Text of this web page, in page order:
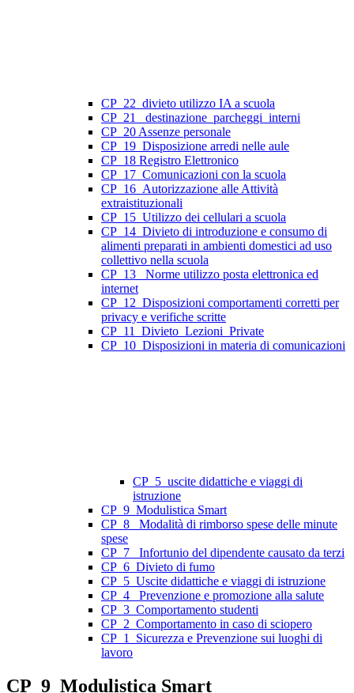
CP_22_divieto utilizzo IA a scuola
CP_21_ destinazione_parcheggi_interni
CP_20 Assenze personale
CP_19_Disposizione arredi nelle aule
CP_18 Registro Elettronico
CP_17_Comunicazioni con la scuola
CP_16_Autorizzazione alle Attività
extraistituzionali
CP_15_Utilizzo dei cellulari a scuola
CP_14_Divieto di introduzione e consumo di
alimenti preparati in ambienti domestici ad uso
collettivo nella scuola
CP_13_ Norme utilizzo posta elettronica ed
internet
CP_12_Disposizioni comportamenti corretti per
privacy e verifiche scritte
CP_11_Divieto_Lezioni_Private
CP_10_Disposizioni in materia di comunicazioni
CP_5_uscite didattiche e viaggi di
istruzione
CP_9_Modulistica Smart
CP_8_ Modalità di rimborso spese delle minute
spese
CP_7_ Infortunio del dipendente causato da terzi
CP_6_Divieto di fumo
CP_5_Uscite didattiche e viaggi di istruzione
CP_4_ Prevenzione e promozione alla salute
CP_3_Comportamento studenti
CP_2_Comportamento in caso di sciopero
CP_1_Sicurezza e Prevenzione sui luoghi di
lavoro
CP_9_Modulistica Smart